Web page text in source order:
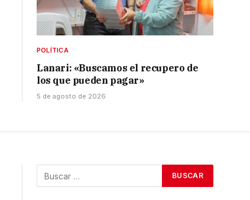
POLÍTICA
Lanari: «Buscamos el recupero de
los que pueden pagar»
5 de agosto de 2026